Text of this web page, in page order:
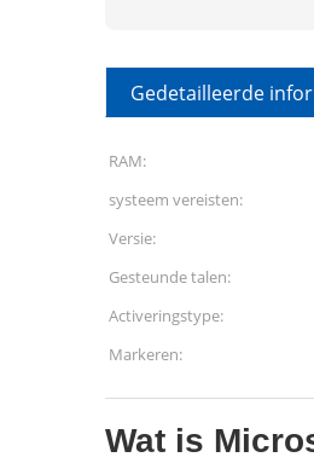
Gedetailleerde
RAM:
systeem vereisten:
Versie:
Gesteunde talen:
Activeringstype:
Markeren:
Wat is